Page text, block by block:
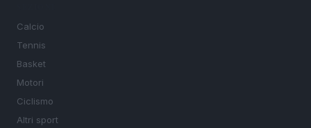
Calcio
Tennis
Basket
Motori
Ciclismo
Altri sport